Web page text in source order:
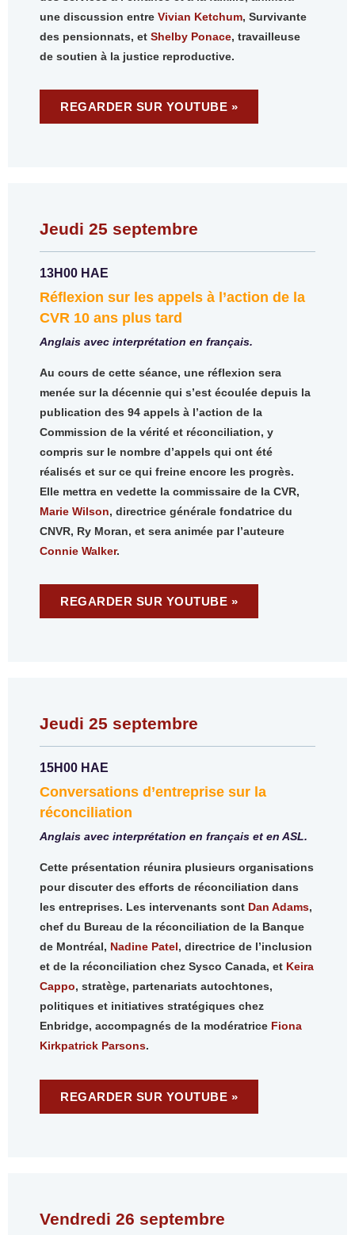
une discussion entre Vivian Ketchum, Survivante
des pensionnats, et Shelby Ponace, travailleuse
de soutien à la justice reproductive.
REGARDER SUR YOUTUBE »
Jeudi 25 septembre
13H00 HAE
Réflexion sur les appels à l’action de la
CVR 10 ans plus tard
Anglais avec interprétation en français.
Au cours de cette séance, une réflexion sera
menée sur la décennie qui s’est écoulée depuis la
publication des 94 appels à l’action de la
Commission de la vérité et réconciliation, y
compris sur le nombre d’appels qui ont été
réalisés et sur ce qui freine encore les progrès.
Elle mettra en vedette la commissaire de la CVR,
Marie Wilson, directrice générale fondatrice du
CNVR, Ry Moran, et sera animée par l’auteure
Connie Walker.
REGARDER SUR YOUTUBE »
Jeudi 25 septembre
15H00 HAE
Conversations d’entreprise sur la
réconciliation
Anglais avec interprétation en français et en ASL.
Cette présentation réunira plusieurs organisations
pour discuter des efforts de réconciliation dans
les entreprises. Les intervenants sont Dan Adams,
chef du Bureau de la réconciliation de la Banque
de Montréal, Nadine Patel, directrice de l’inclusion
et de la réconciliation chez Sysco Canada, et Keira
Cappo, stratège, partenariats autochtones,
politiques et initiatives stratégiques chez
Enbridge, accompagnés de la modératrice Fiona
Kirkpatrick Parsons.
REGARDER SUR YOUTUBE »
Vendredi 26 septembre